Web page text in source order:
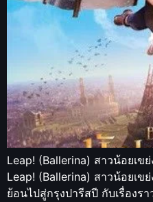
Leap! (Ballerina) สาวน้อยเข
Leap! (Ballerina) สาวน้อยเข
ย้อนไปสู่กรุงปารีสปี กับเรื่องร